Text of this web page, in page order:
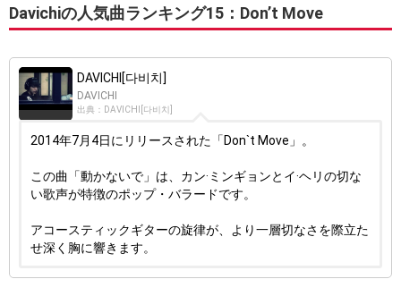
Davichiの人気曲ランキング15：Don’t Move
DAVICHI[다비치]
DAVICHI
出典：DAVICHI[다비치]
2014年7月4日にリリースされた「Don`t Move」。
この曲「動かないで」は、カン·ミンギョンとイ·ヘリの切な
い歌声が特徴のポップ・バラードです。
アコースティックギターの旋律が、より一層切なさを際立た
せ深く胸に響きます。